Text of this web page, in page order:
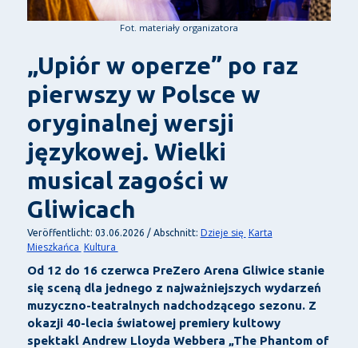
Fot. materiały organizatora
„Upiór w operze” po raz
pierwszy w Polsce w
oryginalnej wersji
językowej. Wielki
musical zagości w
Gliwicach
Veröffentlicht: 03.06.2026 / Abschnitt: Dzieje się Karta
Mieszkańca Kultura
Od 12 do 16 czerwca PreZero Arena Gliwice stanie
się sceną dla jednego z najważniejszych wydarzeń
muzyczno-teatralnych nadchodzącego sezonu. Z
okazji 40-lecia światowej premiery kultowy
spektakl Andrew Lloyda Webbera „The Phantom of